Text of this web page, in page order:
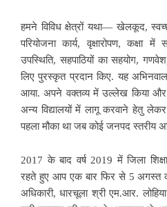
हमने विविध क्षेत्रों यथा— खेलकूद,
परियोजना कार्य, वृक्षारोपण, कक्षा
उपस्थिति, सहपाठियों का सहयोग,
लिए पुरस्कृत प्रदान किए. यह
आया. अपने वक्तव्य में उल्लेख किया
अन्य विद्यालयों में लागू करवाने हेतु
पहला मौका था जब कोई जनपद स्तरीय
2017 के बाद वर्ष 2019 में जिला
रहते हुए आप एक बार फिर से 5 अगस्त
अधिकारी, धारचूला श्री एम.आर.